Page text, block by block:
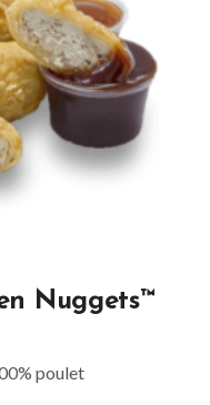
Nuggets™
poulet